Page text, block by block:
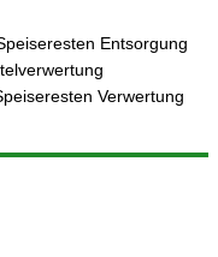
Entsorgung
Verwertung